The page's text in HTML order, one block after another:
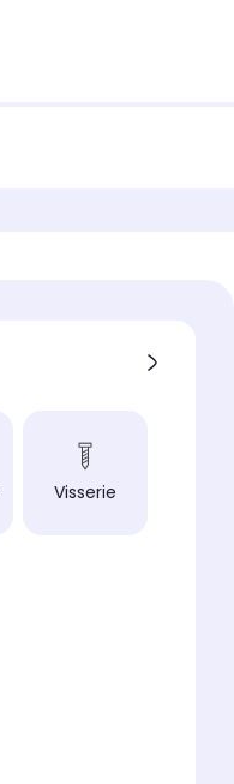
Visserie